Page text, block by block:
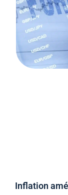
Inflation